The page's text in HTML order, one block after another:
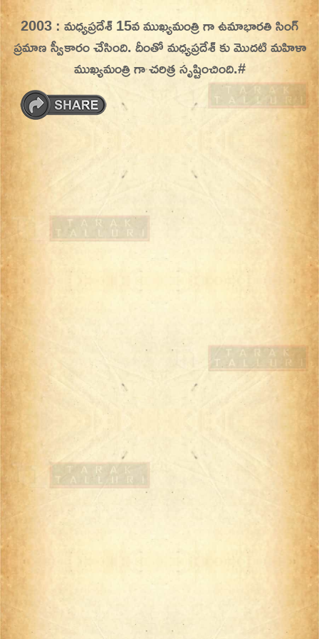
Skip
to
content
On This Day
Today in History | On This Day | This Day in
History | Today in India | What Happened
Today in India | Charitralo eroju | charitra lo
eroju |
2003 : మధ్యప్రదేశ్ 15వ ముఖ్యమంత్రి గా ఉమాభారతి సింగ్
ప్రమాణ స్వీకారం చేసింది. దీంతో మధ్యప్రదేశ్ కు మొదటి మహిళా
ముఖ్యమంత్రి గా చరిత్ర సృష్టించింది.#